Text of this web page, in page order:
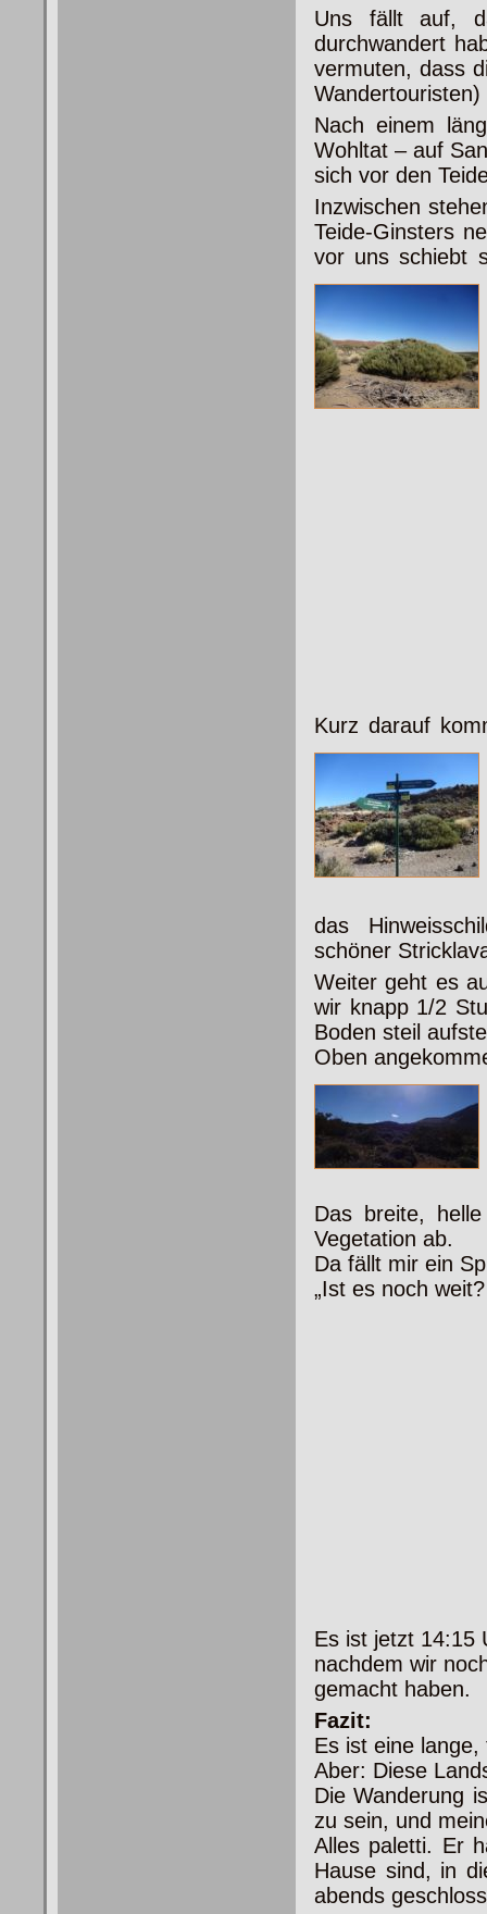
Uns fällt auf,
durchwandert
vermuten, dass
Nach einem
Wohltat –auf
sich vor den
Inzwischen
Teide-Ginsters
vor uns schiebt
Kurz darauf
das
schöner
Weiter geht es
wir knapp 1/2
Boden steil
Oben
Das breite,
Vegetation ab.
Da fällt mir ein
„Ist es noch
Es ist jetzt 14:15
nachdem wir
gemacht haben.
Fazit:
Es ist eine
Aber: Diese
Die Wanderung
zu sein, und
Alles paletti. Er
Hause sind, in
abends